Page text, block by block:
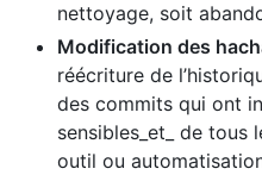
nettoyage, soit
Modification des
réécriture de
des commits qui ont
sensibles_et_ de tous
outil ou